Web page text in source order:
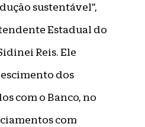
sustentável”,
Estadual do
Reis. Ele
dos
com o Banco, no
com